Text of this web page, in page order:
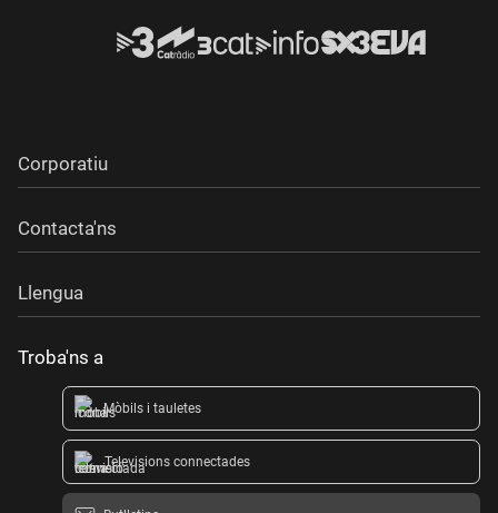
Corporatiu
Contacta'ns
Llengua
Troba'ns a
Mòbils i tauletes
Televisions connectades